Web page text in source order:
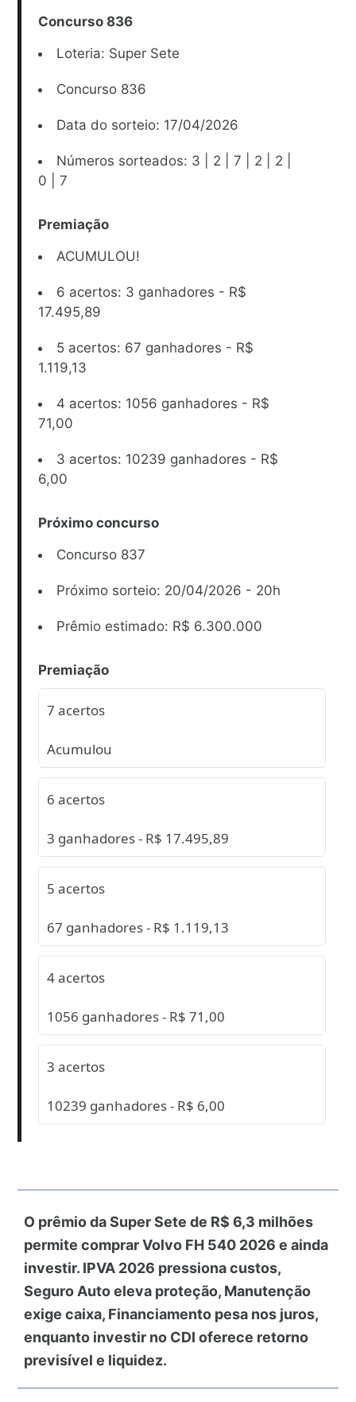
Concurso 836
Loteria: Super Sete
Concurso 836
Data do sorteio: 17/04/2026
Números sorteados: 3 | 2 | 7 | 2 | 2 |
0 | 7
Premiação
ACUMULOU!
6 acertos: 3 ganhadores - R$
17.495,89
5 acertos: 67 ganhadores - R$
1.119,13
4 acertos: 1056 ganhadores - R$
71,00
3 acertos: 10239 ganhadores - R$
6,00
Próximo concurso
Concurso 837
Próximo sorteio: 20/04/2026 - 20h
Prêmio estimado: R$ 6.300.000
Premiação
7 acertos
Acumulou
6 acertos
3 ganhadores - R$ 17.495,89
5 acertos
67 ganhadores - R$ 1.119,13
4 acertos
1056 ganhadores - R$ 71,00
3 acertos
10239 ganhadores - R$ 6,00
O prêmio da Super Sete de R$ 6,3 milhões
permite comprar Volvo FH 540 2026 e ainda
investir. IPVA 2026 pressiona custos,
Seguro Auto eleva proteção, Manutenção
exige caixa, Financiamento pesa nos juros,
enquanto investir no CDI oferece retorno
previsível e liquidez.